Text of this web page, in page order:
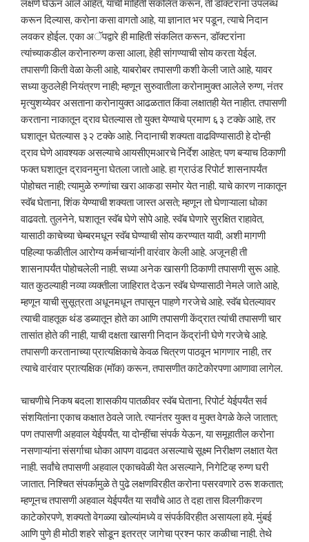
लक्षणे घेऊन आले आहेत, याची माहिती संकलित करून, ती डॉक्टरांना उपलब्ध
करून दिल्यास, करोना कसा वागतो आहे, या ज्ञानात भर पडून, त्याचे निदान
लवकर होईल. एका अॅपद्वारे ही माहिती संकलित करून, डॉक्टरांना
त्यांच्याकडील करोनारुग्ण कसा आला, हेही सांगण्याची सोय करता येईल.
तपासणी किती वेळा केली आहे, याबरोबर तपासणी कशी केली जाते आहे, यावर
सध्या कुठलेही नियंत्रण नाही; म्हणून सुरुवातीला करोनामुक्त आलेले रुग्ण, नंतर
मृत्युशय्येवर असताना करोनायुक्त आढळतात किंवा लक्षातही येत नाहीत. तपासणी
करताना नाकातून द्राव घेतल्यास तो युक्त येण्याचे प्रमाण ६३ टक्के आहे, तर
घशातून घेतल्यास ३२ टक्के आहे. निदानाची शक्यता वाढविण्यासाठी हे दोन्ही
द्राव घेणे आवश्यक असल्याचे आयसीएमआरचे निर्देश आहेत; पण बऱ्याच ठिकाणी
फक्त घशातून द्रावनमुना घेतला जातो आहे. हा ग्राउंड रिपोर्ट शासनापर्यंत
पोहोचत नाही; त्यामुळे रुग्णांचा खरा आकडा समोर येत नाही. याचे कारण नाकातून
स्वॅब घेताना, शिंक येण्याची शक्यता जास्त असते; म्हणून तो घेणाऱ्याला धोका
वाढवतो. तुलनेने, घशातून स्वॅब घेणे सोपे आहे. स्वॅब घेणारे सुरक्षित राहावेत,
यासाठी काचेच्या चेम्बरमधून स्वॅब घेण्याची सोय करण्यात यावी, अशी मागणी
पहिल्या फळीतील आरोग्य कर्मचाऱ्यांनी वारंवार केली आहे. अजूनही ती
शासनापर्यंत पोहोचलेली नाही. सध्या अनेक खासगी ठिकाणी तपासणी सुरू आहे.
यात कुठल्याही नव्या व्यक्तीला जाहिरात देऊन स्वॅब घेण्यासाठी नेमले जाते आहे,
म्हणून याची सुसूत्रता अधूनमधून तपासून पाहणे गरजेचे आहे. स्वॅब घेतल्यावर
त्याची वाहतूक थंड डब्यातून होते का आणि तपासणी केंद्रात त्यांची तपासणी चार
तासांत होते की नाही, याची दक्षता खासगी निदान केंद्रांनी घेणे गरजेचे आहे.
तपासणी करतानाच्या प्रात्यक्षिकाचे केवळ चित्रण पाठवून भागणार नाही, तर
त्याचे वारंवार प्रात्यक्षिक (मॉक) करून, तपासणीत काटेकोरपणा आणावा लागेल.
चाचणीचे निकष बदला शासकीय पातळीवर स्वॅब घेताना, रिपोर्ट येईपर्यंत सर्व
संशयितांना एकाच कक्षात ठेवले जाते. त्यानंतर युक्त व मुक्त वेगळे केले जातात;
पण तपासणी अहवाल येईपर्यंत, या दोन्हींचा संपर्क येऊन, या समूहातील करोना
नसणाऱ्यांना संसर्गाचा धोका आपण वाढवत असल्याचे सूक्ष्म निरीक्षण लक्षात येत
नाही. सर्वांचे तपासणी अहवाल एकाचवेळी येत असल्याने, निगेटिव्ह रुग्ण घरी
जातात. निश्चित संपर्कामुळे ते पुढे लक्षणविरहीत करोना पसरवणारे ठरू शकतात;
म्हणूनच तपासणी अहवाल येईपर्यंत या सर्वांचे आठ ते दहा तास विलगीकरण
काटेकोरपणे, शक्यतो वेगळ्या खोल्यांमध्ये व संपर्कविरहीत असायला हवे. मुंबई
आणि पुणे ही मोठी शहरे सोडून इतरत्र जागेचा प्रश्न फार कळीचा नाही. तेथे